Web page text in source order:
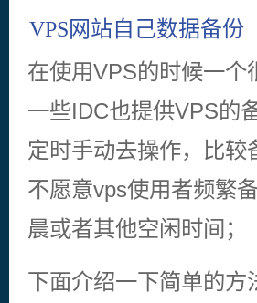
VPS网站自己数据备份
在使用VPS的时候一
一些IDC也提供VPS的
定时手动去操作，比
不愿意vps使用者频繁
晨或者其他空闲时间；
下面介绍一下简单的方